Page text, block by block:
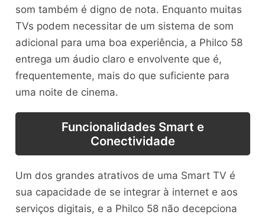
som também é digno de nota. Enquanto muitas
TVs podem necessitar de um sistema de som
adicional para uma boa experiência, a Philco 58
entrega um áudio claro e envolvente que é,
frequentemente, mais do que suficiente para
uma noite de cinema.
Funcionalidades Smart e
Conectividade
Um dos grandes atrativos de uma Smart TV é
sua capacidade de se integrar à internet e aos
serviços digitais, e a Philco 58 não decepciona